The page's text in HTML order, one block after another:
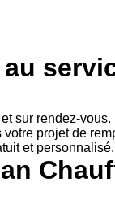
sur rendez-vous.
projet de
et personnalisé.